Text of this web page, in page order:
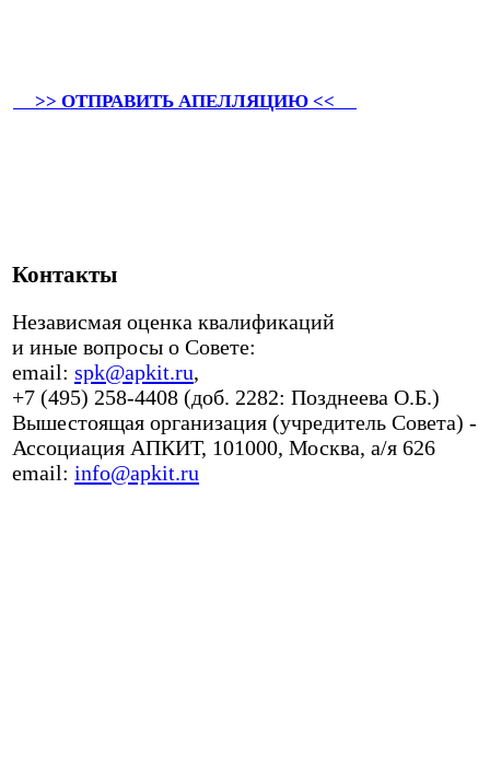
>> ОТПРАВИТЬ АПЕЛЛЯЦИЮ <<
Контакты
Независмая оценка квалификаций
и иные вопросы о Совете:
email: spk@apkit.ru,
+7 (495) 258-4408 (доб. 2282: Позднеева О.Б.)
Вышестоящая организация (учредитель Совета) -
Ассоциация АПКИТ, 101000, Москва, а/я 626
email: info@apkit.ru